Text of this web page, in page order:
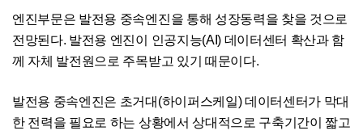
엔진부문은 발전용 중속엔진을 통해 성장동력을 찾을 것으로
전망된다. 발전용 엔진이 인공지능(AI) 데이터센터 확산과 함
께 자체 발전원으로 주목받고 있기 때문이다.
발전용 중속엔진은 초거대(하이퍼스케일) 데이터센터가 막대
한 전력을 필요로 하는 상황에서 상대적으로 구축기간이 짧고